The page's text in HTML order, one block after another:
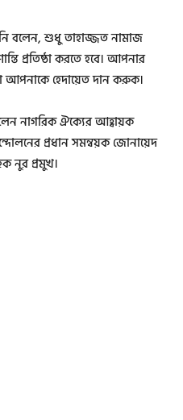
বলেন, শুধু তাহাজ্জত নামাজ
প্রতিষ্ঠা করতে হবে। আপনার
হেদায়েত দান করুক।
নাগরিক ঐক্যের আহ্বায়ক
প্রধান সমন্বয়ক জোনায়েদ
নুর প্রমুখ।